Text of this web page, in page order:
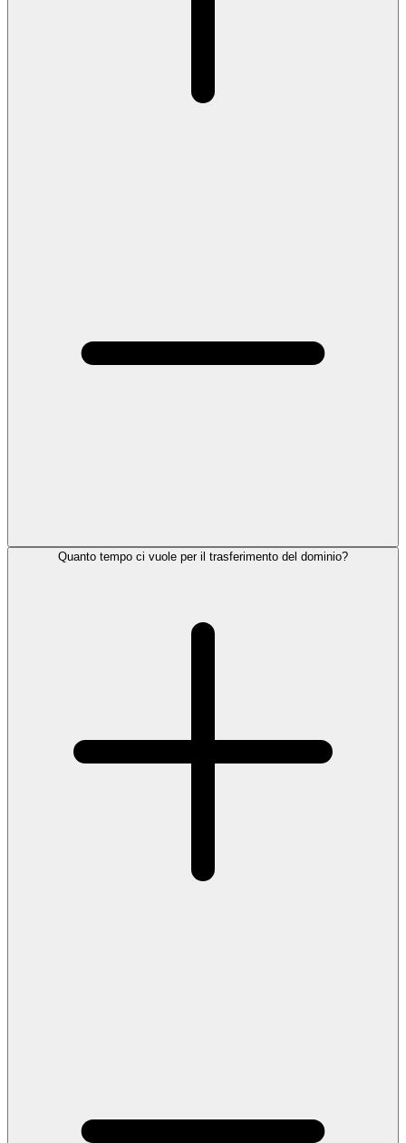
Quanto tempo ci vuole per il trasferimento del dominio?